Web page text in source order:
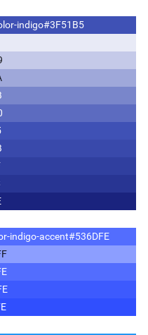
indigo#3F51B5
indigo-accent#536DFE